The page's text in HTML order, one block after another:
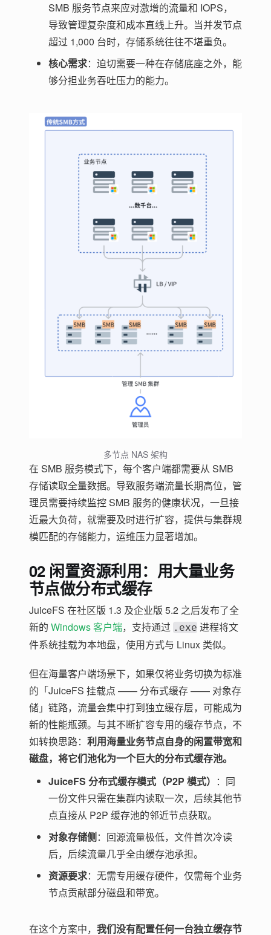
SMB 服务节点来应对激增的流量和 IOPS，
导致管理复杂度和成本直线上升。当并发节点
超过 1,000 台时，存储系统往往不堪重负。
核心需求：迫切需要一种在存储底座之外，能
够分担业务吞吐压力的能力。
多节点 NAS 架构
在 SMB 服务模式下，每个客户端都需要从 SMB
存储读取全量数据。导致服务端流量长期高位，管
理员需要持续监控 SMB 服务的健康状况，一旦接
近最大负荷，就需要及时进行扩容，提供与集群规
模匹配的存储能力，运维压力显著增加。
02 闲置资源利用：用大量业务
节点做分布式缓存
JuiceFS 在社区版 1.3 及企业版 5.2 之后发布了全
新的 Windows 客户端，支持通过 .exe 进程将文
件系统挂载为本地盘，使用方式与 Linux 类似。
但在海量客户端场景下，如果仅将业务切换为标准
的「JuiceFS 挂载点 —— 分布式缓存 —— 对象存
储」链路，流量会集中打到独立缓存层，可能成为
新的性能瓶颈。与其不断扩容专用的缓存节点，不
如转换思路： 利用海量业务节点自身的闲置带宽和
磁盘，将它们池化为一个巨大的分布式缓存池。
JuiceFS 分布式缓存模式（P2P 模式） ：同
一份文件只需在集群内读取一次，后续其他节
点直接从 P2P 缓存池的邻近节点获取。
对象存储侧：回源流量极低，文件首次冷读
后，后续流量几乎全由缓存池承担。
资源要求：无需专用缓存硬件，仅需每个业务
节点贡献部分磁盘和带宽。
在这个方案中， 我们没有配置任何一台独立缓存节